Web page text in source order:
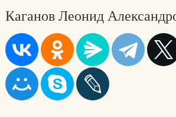
Каганов Леонид